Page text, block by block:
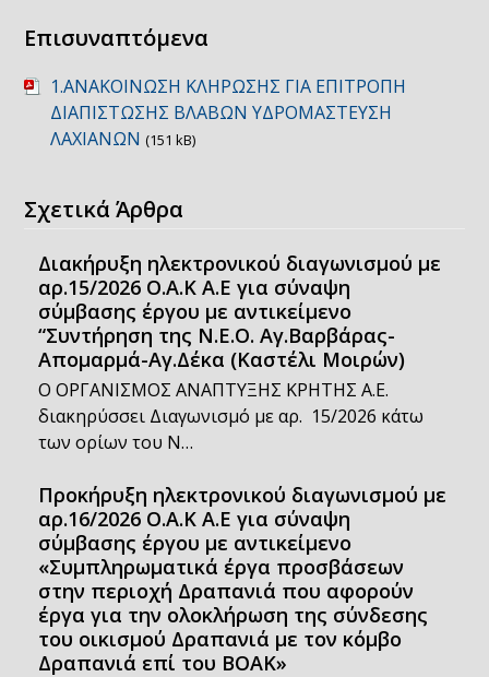
Επισυναπτόμενα
1.ΑΝΑΚΟΙΝΩΣΗ ΚΛΗΡΩΣΗΣ ΓΙΑ ΕΠΙΤΡΟΠΗ
ΔΙΑΠΙΣΤΩΣΗΣ ΒΛΑΒΩΝ ΥΔΡΟΜΑΣΤΕΥΣΗ
ΛΑΧΙΑΝΩΝ (151 kB)
Σχετικά Άρθρα
Διακήρυξη ηλεκτρονικού διαγωνισμού με
αρ.15/2026 Ο.Α.Κ Α.Ε για σύναψη
σύμβασης έργου με αντικείμενο
“Συντήρηση της Ν.Ε.Ο. Αγ.Βαρβάρας-
Απομαρμά-Αγ.Δέκα (Καστέλι Μοιρών)
Ο ΟΡΓΑΝΙΣΜΟΣ ΑΝΑΠΤΥΞΗΣ ΚΡΗΤΗΣ Α.Ε.
διακηρύσσει Διαγωνισμό με αρ. 15/2026 κάτω
των ορίων του Ν…
Προκήρυξη ηλεκτρονικού διαγωνισμού με
αρ.16/2026 Ο.Α.Κ Α.Ε για σύναψη
σύμβασης έργου με αντικείμενο
«Συμπληρωματικά έργα προσβάσεων
στην περιοχή Δραπανιά που αφορούν
έργα για την ολοκλήρωση της σύνδεσης
του οικισμού Δραπανιά με τον κόμβο
Δραπανιά επί του ΒΟΑΚ»